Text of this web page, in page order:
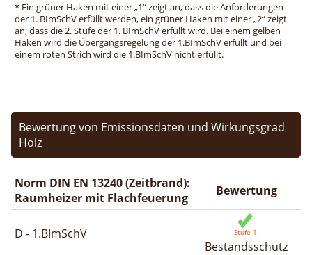
* Ein grüner Haken mit einer „1“ zeigt an, dass die Anforderungen
der 1. BImSchV erfüllt werden, ein grüner Haken mit einer „2“ zeigt
an, dass die 2. Stufe der 1. BImSchV erfüllt wird. Bei einem gelben
Haken wird die Übergangsregelung der 1.BImSchV erfüllt und bei
einem roten Strich wird die 1.BImSchV nicht erfüllt.
Bewertung von Emissionsdaten und Wirkungsgrad
Holz
Norm DIN EN 13240 (Zeitbrand):
Raumheizer mit Flachfeuerung
Bewertung
D - 1.BImSchV
Bestandsschutz